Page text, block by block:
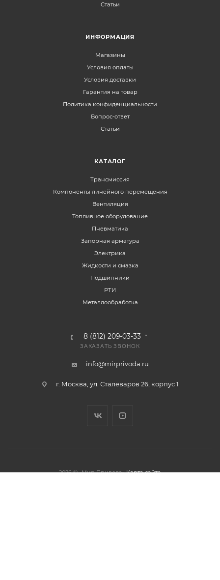
Статьи
ИНФОРМАЦИЯ
Магазины
Условия оплаты
Условия доставки
Гарантия на товар
Политика конфиденциальности
Вопрос-ответ
Статьи
КАТАЛОГ
Трансмиссия
Компоненты линейного перемещения
Вентиляция
Топливное оборудование
Пневматика
Запорная арматура
Электрика
Жидкости и смазка
Подшипники
РТИ
Металлообработка
8 (812) 209-03-33
ЗАКАЗАТЬ ЗВОНОК
info@mirprivoda.ru
г. Москва, ул. Сталеваров 26, корпус 1
2026 © «Мир Привода» Карта сайта